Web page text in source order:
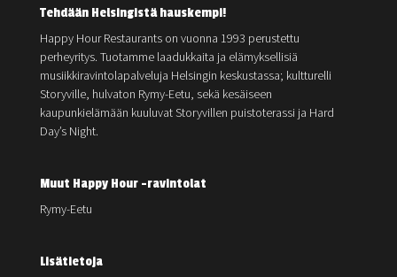
Tehdään Helsingistä hauskempi!
Happy Hour Restaurants on vuonna 1993 perustettu
perheyritys. Tuotamme laadukkaita ja elämyksellisiä
musiikkiravintolapalveluja Helsingin keskustassa; kultturelli
Storyville, hulvaton Rymy-Eetu, sekä kesäiseen
kaupunkielämään kuuluvat Storyvillen puistoterassi ja Hard
Day’s Night.
Muut Happy Hour -ravintolat
Rymy-Eetu
Lisätietoja